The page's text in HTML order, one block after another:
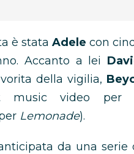
è stata Adele con
Accanto a lei
della vigilia,
music video per
Lemonade).
da una serie